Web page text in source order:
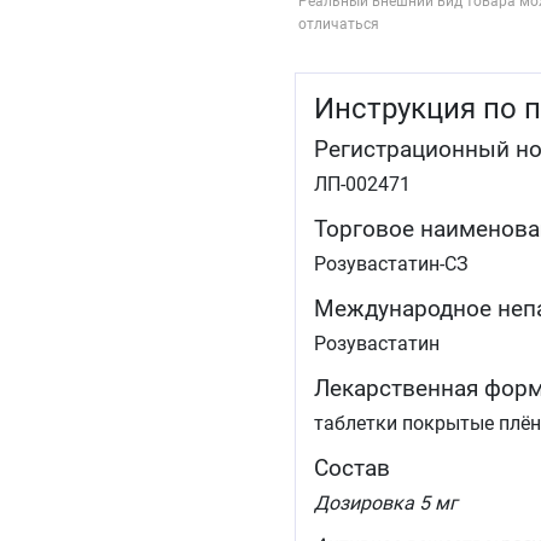
отличаться
Инструкция по
Регистрационный
ЛП-002471
Торговое
Розувастатин-СЗ
Международное
Розувастатин
Лекарственная
таблетки покрытые
Состав
Дозировка 5 мг